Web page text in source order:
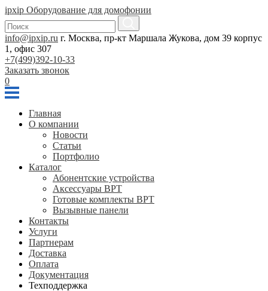
ipxip Оборудование для домофонии
info@ipxip.ru г. Москва, пр-кт Маршала Жукова, дом 39 корпус
1, офис 307
+7(499)392-10-33
Заказать звонок
0
Главная
О компании
Новости
Статьи
Портфолио
Каталог
Абонентские устройства
Аксессуары BPT
Готовые комплекты BPT
Вызывные панели
Контакты
Услуги
Партнерам
Доставка
Оплата
Документация
Техподдержка